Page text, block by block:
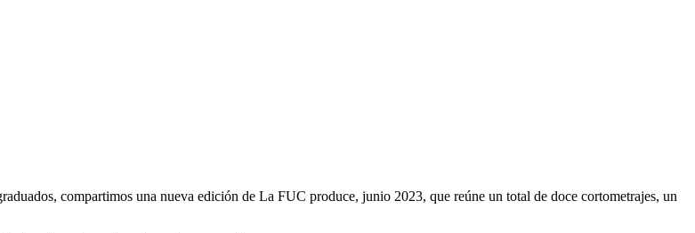
compartimos una nueva edición de La FUC produce, junio 2023, que reúne un total de doce cortometrajes, un